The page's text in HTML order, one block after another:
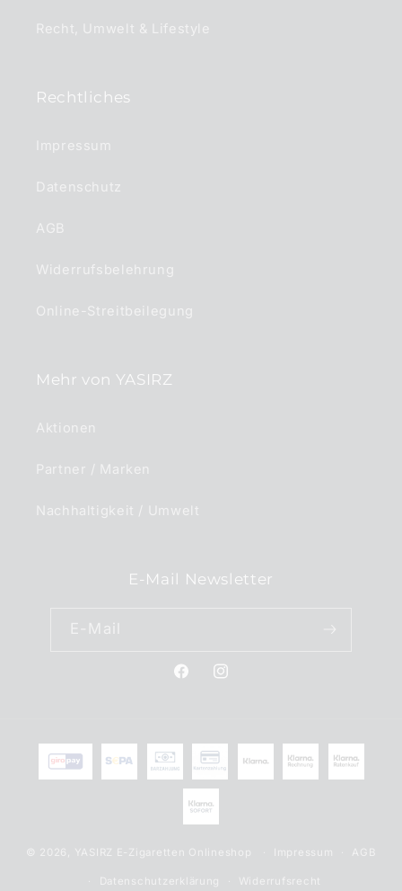
Recht, Umwelt & Lifestyle
Rechtliches
Impressum
Datenschutz
AGB
Widerrufsbelehrung
Online-Streitbeilegung
Mehr von YASIRZ
Aktionen
Partner / Marken
Nachhaltigkeit / Umwelt
E-Mail Newsletter
E-Mail
FacebookInstagram
Zahlungsmethoden
© 2026, YASIRZ E-Zigaretten Onlineshop Impressum AGB
Datenschutzerklärung Widerrufsrecht